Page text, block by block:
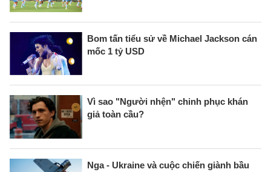
Bom tấn tiểu sử về Michael Jackson cán
mốc 1 tỷ USD
Vì sao "Người nhện" chinh phục khán
giả toàn cầu?
Nga - Ukraine và cuộc chiến giành bầu